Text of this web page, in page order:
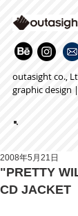
outasight co.,
graphic design
"PRETTY
CD JACKET
2008年5月21日